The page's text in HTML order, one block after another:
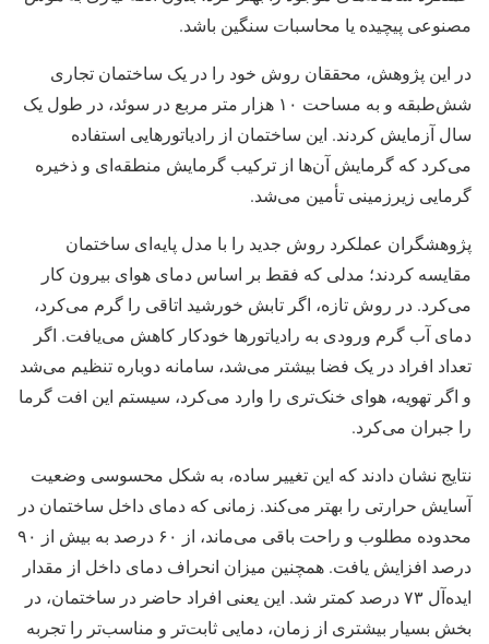
مصنوعی پیچیده یا محاسبات سنگین باشد.
در این پژوهش، محققان روش خود را در یک ساختمان تجاری
شش‌طبقه و به مساحت ۱۰ هزار متر مربع در سوئد، در طول یک
سال آزمایش کردند. این ساختمان از رادیاتورهایی استفاده
می‌کرد که گرمایش آن‌ها از ترکیب گرمایش منطقه‌ای و ذخیره
گرمایی زیرزمینی تأمین می‌شد.
پژوهشگران عملکرد روش جدید را با مدل پایه‌ای ساختمان
مقایسه کردند؛ مدلی که فقط بر اساس دمای هوای بیرون کار
می‌کرد. در روش تازه، اگر تابش خورشید اتاقی را گرم می‌کرد،
دمای آب گرم ورودی به رادیاتورها خودکار کاهش می‌یافت. اگر
تعداد افراد در یک فضا بیشتر می‌شد، سامانه دوباره تنظیم می‌شد
و اگر تهویه، هوای خنک‌تری را وارد می‌کرد، سیستم این افت گرما
را جبران می‌کرد.
نتایج نشان دادند که این تغییر ساده، به شکل محسوسی وضعیت
آسایش حرارتی را بهتر می‌کند. زمانی که دمای داخل ساختمان در
محدوده مطلوب و راحت باقی می‌ماند، از ۶۰ درصد به بیش از ۹۰
درصد افزایش یافت. همچنین میزان انحراف دمای داخل از مقدار
ایده‌آل ۷۳ درصد کمتر شد. این یعنی افراد حاضر در ساختمان، در
بخش بسیار بیشتری از زمان، دمایی ثابت‌تر و مناسب‌تر را تجربه